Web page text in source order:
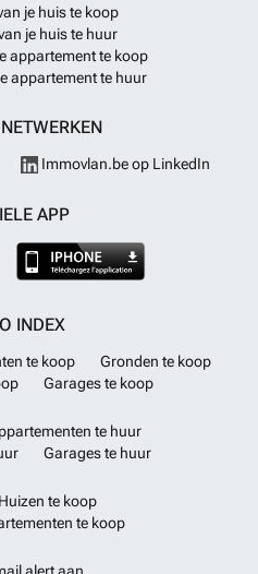
je huis te koop
je huis te huur
appartement te koop
appartement te huur
Immovlan.be op LinkedIn
APP
INDEX
te koop
Gronden te koop
Garages te koop
te huur
Garages te huur
te koop
te koop